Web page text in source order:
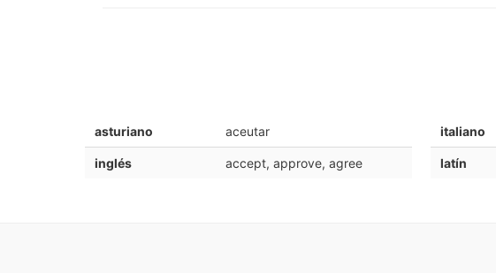
asturiano aceutar
inglés accept, approve, agree
italiano
latín